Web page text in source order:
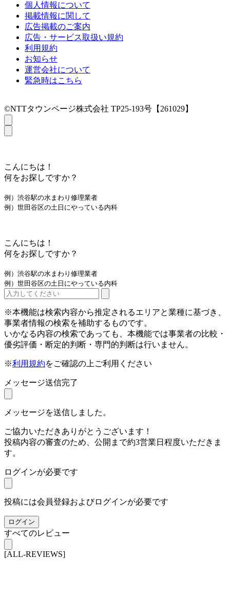
個人情報について
掲載情報に関して
広告掲載のご案内
広告・サービス取扱い規約
利用規約
お知らせ
運営会社について
緊急時はこちら
©NTTタウンページ株式会社 TP25-193号【261029】
こんにちは！
何をお探しですか？
例）渋谷駅の水まわり修理業者
例）世田谷区の土日にやっている内科
こんにちは！
何をお探しですか？
例）渋谷駅の水まわり修理業者
例）世田谷区の土日にやっている内科
※本機能は検索内容から推定されるエリアと業種に基づき、
事業者情報の検索を補助するものです。
いかなる内容の検索であっても、本機能では事業者の比較・
優劣評価・断定的判断・専門的判断は行いません。
※利用規約をご確認の上ご利用ください
メッセージ送信完了
メッセージを送信しました。
ご協力いただきありがとうございます！
投稿内容の審査のため、公開まで約3営業日程度いただきま
す。
ログインが必要です
投稿には会員登録およびログインが必要です
ログイン
すべてのレビュー
[ALL-REVIEWS]